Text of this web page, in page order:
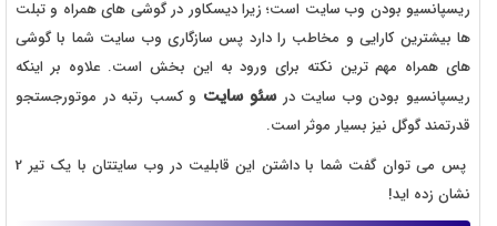
ریسپانسیو بودن وب سایت است؛ زیرا دیسکاور در گوشی های همراه و تبلت
ها بیشترین کارایی و مخاطب را دارد پس سازگاری وب سایت شما با گوشی
های همراه مهم ترین نکته برای ورود به این بخش است. علاوه بر اینکه
ریسپانسیو بودن وب سایت درسئو سایت و کسب رتبه در موتورجستجو
قدرتمند گوگل نیز بسیار موثر است.
پس می توان گفت شما با داشتن این قابلیت در وب سایتتان با یک تیر 2
نشان زده اید!